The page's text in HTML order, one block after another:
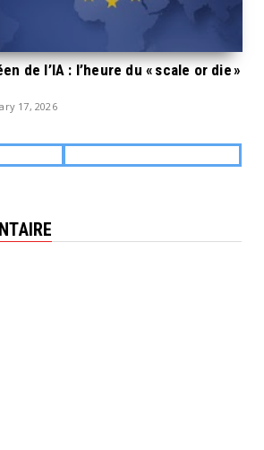
de l’IA : l’heure du « scale or die »
17, 2026